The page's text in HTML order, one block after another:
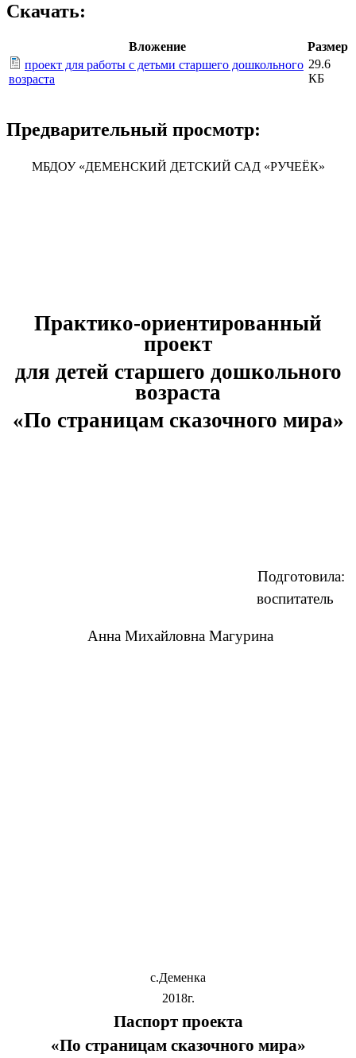
Скачать:
Вложение
Размер
проект для работы с детьми старшего дошкольного
возраста
29.6
КБ
Предварительный просмотр:
МБДОУ «ДЕМЕНСКИЙ ДЕТСКИЙ САД «РУЧЕЁК»
Практико-ориентированный
проект
для детей старшего дошкольного
возраста
«По страницам сказочного мира»
Подготовила:
воспитатель
Анна Михайловна Магурина
с.Деменка
2018г.
Паспорт проекта
«По страницам сказочного мира»